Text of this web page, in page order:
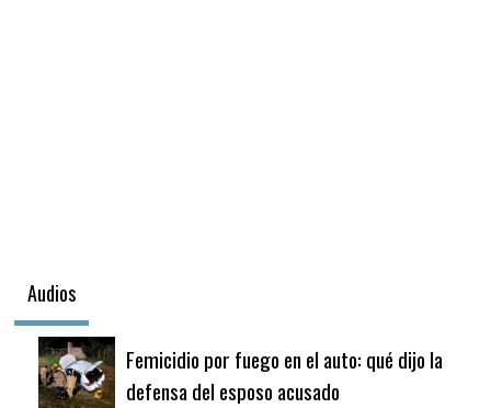
Audios
Femicidio por fuego en el auto: qué dijo la
defensa del esposo acusado